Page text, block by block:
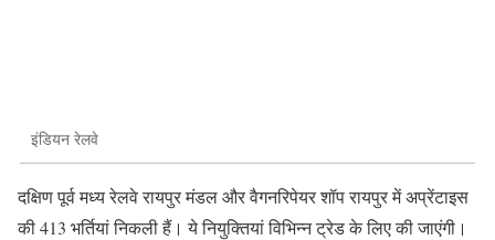
इंडियन रेलवे
दक्षिण पूर्व मध्य रेलवे रायपुर मंडल और वैगनरिपेयर शॉप रायपुर में अप्रेंटाइस
की 413 भर्तियां निकली हैं। ये नियुक्तियां विभिन्न ट्रेड के लिए की जाएंगी।